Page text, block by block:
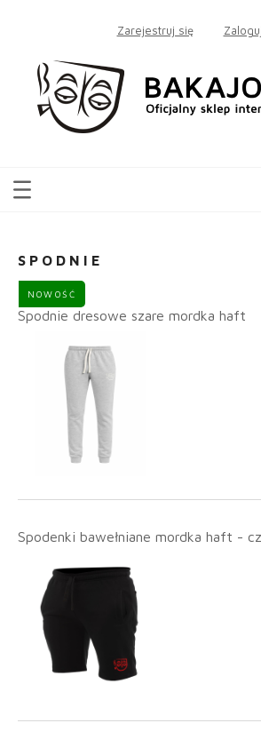
Zarejestruj się
SPODNIE
Spodnie dresowe szare mordka haft
NOWOŚĆ
Spodenki bawełniane mordka haft -